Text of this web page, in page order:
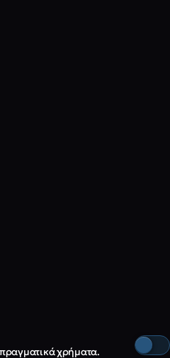
πραγματικά χρήματα.